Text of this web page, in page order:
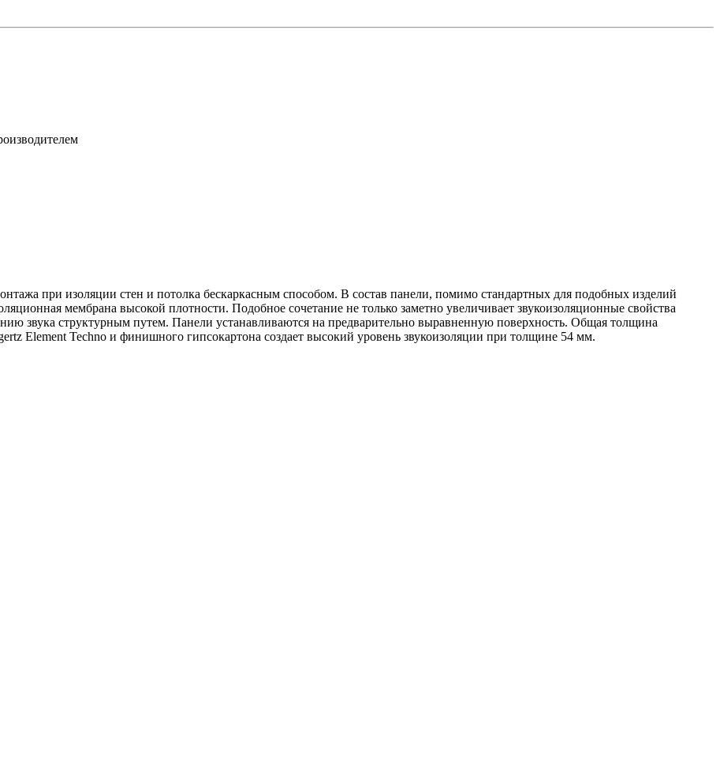
при изоляции стен и потолка бескаркасным способом. В состав панели, помимо стандартных для подобных изделий
мембрана высокой плотности. Подобное сочетание не только заметно увеличивает звукоизоляционные свойства
звука структурным путем. Панели устанавливаются на предварительно выравненную поверхность. Общая толщина
Element Techno и финишного гипсокартона создает высокий уровень звукоизоляции при толщине 54 мм.